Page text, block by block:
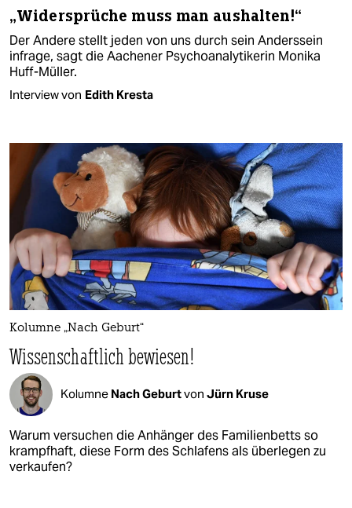
„Widersprüche muss man aushalten!“
Der Andere stellt jeden von uns durch sein Anderssein
infrage, sagt die Aachener Psychoanalytikerin Monika
Huff-Müller.
Interview von Edith Kresta
Kolumne „Nach Geburt“
Wissenschaftlich bewiesen!
Kolumne Nach Geburtvon Jürn Kruse
Warum versuchen die Anhänger des Familienbetts so
krampfhaft, diese Form des Schlafens als überlegen zu
verkaufen?